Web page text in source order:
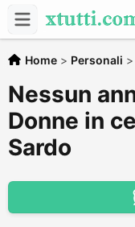
Home > Personali >
Nessun
Donne in
Sardo